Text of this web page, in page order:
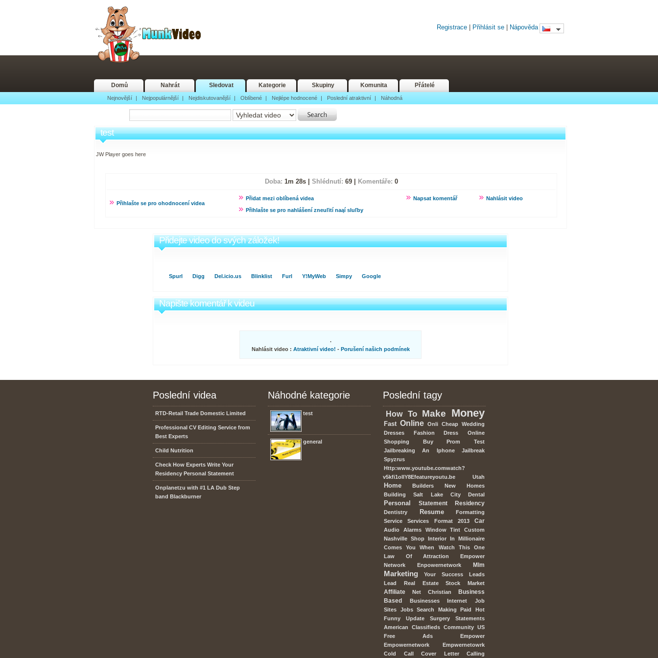
Registrace Přihlásit se Nápověda
Domů Nahrát Sledovat Kategorie Skupiny Komunita Přátelé
Nejnovější | Nejpopulárnější | Nejdiskutovanější | Oblíbené | Nejlépe hodnocené | Poslední atraktivní | Náhodná
test
JW Player goes here
Doba: 1m 28s | Shlédnutí: 69 | Komentáře: 0
Přihlašte se pro ohodnocení videa
Přidat mezi oblíbená videa Napsat komentář
Nahlásit video
Přihlašte se pro nahlášení zneuľití naąí sluľby
Přidejte video do svých záložek!
Spurl Digg Del.icio.us Blinklist Furl Y!MyWeb Simpy Google
Napište komentář k videu
.
Nahlásit video : Atraktivní video! - Porušení našich podmínek
Poslední videa
RTD-Retail Trade Domestic Limited
Professional CV Editing Service from
Best Experts
Child Nutrition
Check How Experts Write Your
Residency Personal Statement
Onplanetzu with #1 LA Dub Step
band Blackburner
Náhodné kategorie
test
general
Poslední tagy
How To Make Money
Fast Online Onli Cheap Wedding
Dresses
Fashion Dress
Online
Shopping
Buy Prom
Test
Jailbreaking
An Iphone
Jailbreak
Spyzrus
Http:www.youtube.comwatch?
v5kfi1oIlY8Efeatureyoutu.be
Utah
Home Builders New
Homes
Building
Salt Lake City Dental
Personal Statement Residency
Dentistry Resume
Formatting
Service
Services Format 2013 Car
Audio Alarms Window Tint
Custom
Nashville Shop Interior In
Millionaire
Comes
You When Watch This
One
Law
Of Attraction
Empower
Network
Enpowernetwork Mlm
Marketing Your Success
Leads
Lead
Real Estate Stock Market
Affiliate Net Christian
Business
Based
Businesses Internet
Job
Sites
Jobs Search Making Paid
Hot
Funny
Update Surgery
Statements
American
Classifieds Community US
Free
Ads
Empower
Empowernetwork
Empwernetowrk
Cold
Call Cover Letter Calling